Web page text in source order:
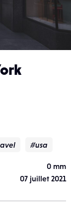
#usa
0 mm
07 juillet 2021